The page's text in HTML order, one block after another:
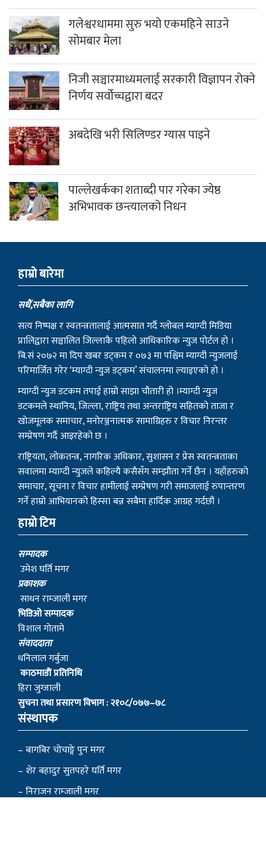
गलेश्वरधाममा सुरु भयो एकमहिने साउने
सोमबार मेला
निजी सञ्चारमाध्यमलाई सरकारी विज्ञापन रोक्ने
निर्णय सर्वोच्चद्वारा बदर
अबदेखि भरी सिलिण्डर ग्यास पाइने
पाल्लेखर्कका शताब्दी पार गरेका ज्येष्ठ
अभिभावक छन्त्यालको निधन
हाम्राे बारेमा
सधैं,सबैका लागि
सत्य निष्पक्ष र स्वतन्त्रतालाई आत्मसात गर्दै ग्लोबल म्याग्दी मिडिया
प्रालिद्वारा सञ्चालित जिल्लाकै पहिलो आधिकारिक न्युज पोर्टल हो ।
बि.सं २०७२ मा दिप खबर डट्कम र ०७३ मा पश्चिम म्याग्दी न्युजलाई
परिमार्जित गरेर ‘म्याग्दी न्युज डट्कम’ संचालनमा ल्याइएको हो ।
म्याग्दी न्युज डटकम तपाई हाम्रो साझा चौतारी हो ।म्याग्दी न्युज
डटकमले स्थानिय, जिल्ला, राष्ट्रिय तथा अन्तराष्ट्रिय सहितको ताजा र
खोजमूलक समाचार, मनोरञ्जनात्मक सामाग्रिहरु र विचार निरन्तर
सम्प्रेषण गर्दै आइरहेको छ ।
राष्ट्रियता, लोकतन्त्र, नागरिक अधिकार, सुशासन र प्रेस स्वतन्त्रताका
सवालमा म्याग्दी न्युजले कहिल्यै कसैसँग सम्झौता गर्ने छैन । यहाँहरुको
समाचार, सूचना र विचार हामीलाई सम्प्रेषण गरी समाजलाई रुपान्तरण
गर्ने हाम्रो आभियानको हिस्सा बन्न सबैमा हार्दिक आग्रह गर्दछौं ।
हाम्रो टिम
सम्पादक
उमेश घर्ति मगर
प्रकाशक
साधन राम्जाली मगर
भिडिओ सम्पादक
विशाल गोतामे
स‌ंवाददाता
धनिलाल गर्बुजा
काठमाडाैं प्रतिनिधि
हिरा जुग्जाली
सुचना तथा प्रसारण विभाग : २१०८/०७७–७८
संस्थापक
– बागबिर चोचाङ्गे पुन मगर
– शेर बहादुर सुतपहरे घर्ति मगर
– निराजन राम्जाली मगर